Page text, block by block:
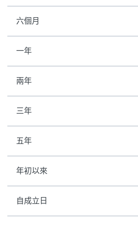
六個月
一年
兩年
三年
五年
年初以來
自成立日